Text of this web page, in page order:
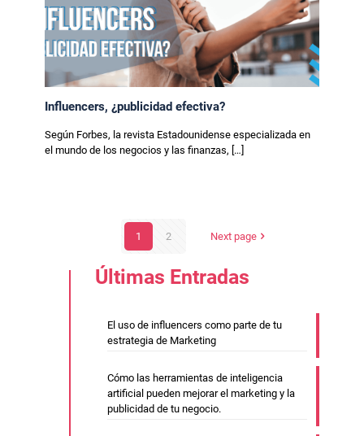
Influencers, ¿publicidad efectiva?
Según Forbes, la revista Estadounidense especializada en
el mundo de los negocios y las finanzas, […]
1 2 Next page
Últimas Entradas
El uso de influencers como parte de tu
estrategia de Marketing
Cómo las herramientas de inteligencia
artificial pueden mejorar el marketing y la
publicidad de tu negocio.